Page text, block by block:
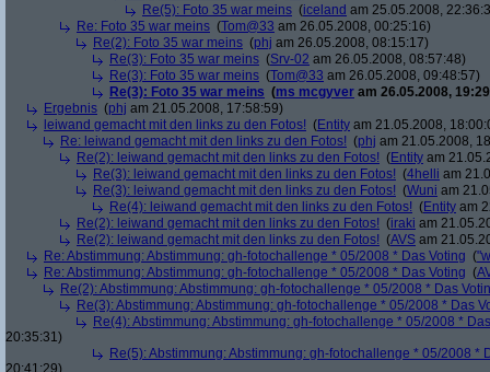
Re(5): Foto 35 war meins (iceland am 25.05.2008,
Re: Foto 35 war meins (Tom@33 am 26.05.2008, 00:25:16)
Re(2): Foto 35 war meins (phj am 26.05.2008, 08:15:17)
Re(3): Foto 35 war meins (Srv-02 am 26.05.2008, 08:57:48)
Re(3): Foto 35 war meins (Tom@33 am 26.05.2008, 09:48:57)
Re(3): Foto 35 war meins (ms mcgyver am 26.05.2008,
Ergebnis (phj am 21.05.2008, 17:58:59)
leiwand gemacht mit den links zu den Fotos! (Entity am 21.05.2008,
Re: leiwand gemacht mit den links zu den Fotos! (phj am 21.05.2008,
Re(2): leiwand gemacht mit den links zu den Fotos! (Entity am
Re(3): leiwand gemacht mit den links zu den Fotos! (4helli am
Re(3): leiwand gemacht mit den links zu den Fotos! (Wuni am
Re(4): leiwand gemacht mit den links zu den Fotos! (Entity am
Re(2): leiwand gemacht mit den links zu den Fotos! (iraki am
Re(2): leiwand gemacht mit den links zu den Fotos! (AVS am
Re: Abstimmung: Abstimmung: gh-fotochallenge * 05/2008 * Das Voting (
Re: Abstimmung: Abstimmung: gh-fotochallenge * 05/2008 * Das Voting (
Re(2): Abstimmung: Abstimmung: gh-fotochallenge * 05/2008 * Das
Re(3): Abstimmung: Abstimmung: gh-fotochallenge * 05/2008 * Das
Re(4): Abstimmung: Abstimmung: gh-fotochallenge * 05/2008 *
20:35:31)
Re(5): Abstimmung: Abstimmung: gh-fotochallenge * 05/2008 *
20:41:29)